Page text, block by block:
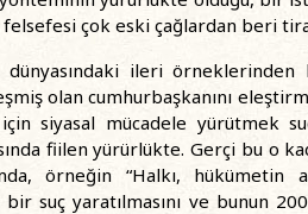
çok eski çağlardan beri
ileri örneklerinden
olan cumhurbaşkanını
siyasal mücadele yürütmek
fiilen yürürlükte. Gerçi bu o
örneğin “Halkı,
suç yaratılmasını ve bunun